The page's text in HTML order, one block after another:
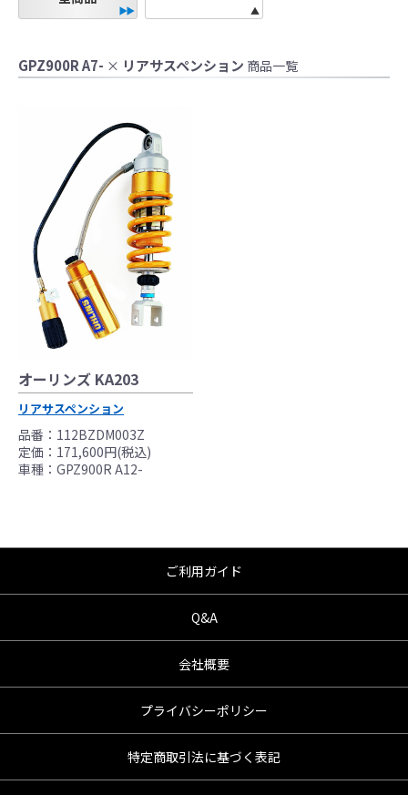
GPZ900R A7- × リアサスペンション 商品一覧
オーリンズ KA203
リアサスペンション
品番：112BZDM003Z
定価：171,600円(税込)
車種：GPZ900R A12-
かりやすくするために一般車両に装着した写
●レーシングパーツはサーキットにおけるスポ
ーツ走行ならびにレース使用を目的としてお
●国内で開催される全ての競技に対応するわけ
ではございません。
レースでの使用に際しては、主催者が発行す
る競技規則を確認の上、お客様ご自身の判断
により装着をお願い致します。
●取り付けについては専門の資格と知識・経験
を有した整備士が、指定のサービスマニュア
ル、指定の基準に基づいた取り付けを行って
ください。
なお、取付時、使用時、その他で起きた全て
の事故、故障に対し保険、保証等は一切無
く、商品の返品、クレーム等も受付できませ
んので、あらかじめご了承ください。
●商品の仕様・価格につきましては事前の予告
無く変更となる場合がありますので了承願い
ます。
●商品は、予告無く販売終了する場合がありま
ご利用ガイド
Q&A
会社概要
プライバシーポリシー
特定商取引法に基づく表記